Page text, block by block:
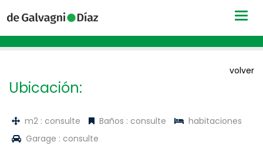
volver
Ubicación:
m2 : consulte Baños : consulte
habitaciones
Garage : consulte